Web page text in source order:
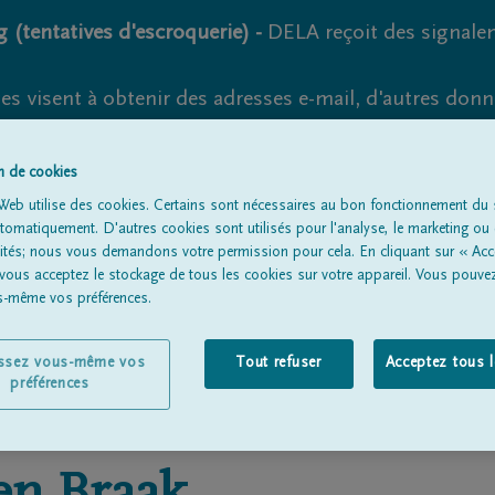
(tentatives d'escroquerie) - DELA reçoit des
visent à obtenir des adresses e-mail, d'autres
et vérifiez soigneusement l'expéditeur.
Cependant, les tentatives d'hameçonnage et de
Tous les avis de décès
de cookies
utilise des cookies. Certains sont nécessaires au bon fonctionnement du
D'autres cookies sont utilisés pour l'analyse, le marketing ou
nous vous demandons votre permission pour cela. En cliquant sur «
acceptez le stockage de tous les cookies sur votre appareil. Vous
même vos préférences.
Tout refuser Acceptez tous
vous-même vos
préférences